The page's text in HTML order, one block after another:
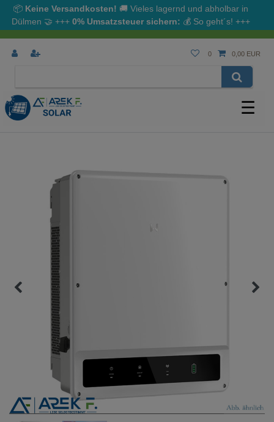
📦Keine Versandkosten! 🚚 Vieles lagernd und abholbar in
Dülmen 🤝 +++ 0% Umsatzsteuer sichern: 💰 So geht´s! +++
☰
0 0,00 EUR